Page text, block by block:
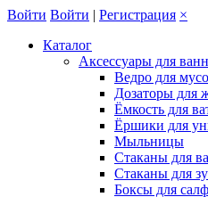
Войти Войти | Регистрация ×
Каталог
Аксессуары для
Ведро для
Дозаторы для
Ёмкость для
Ёршики для
Мыльницы
Стаканы для
Стаканы для
Боксы для